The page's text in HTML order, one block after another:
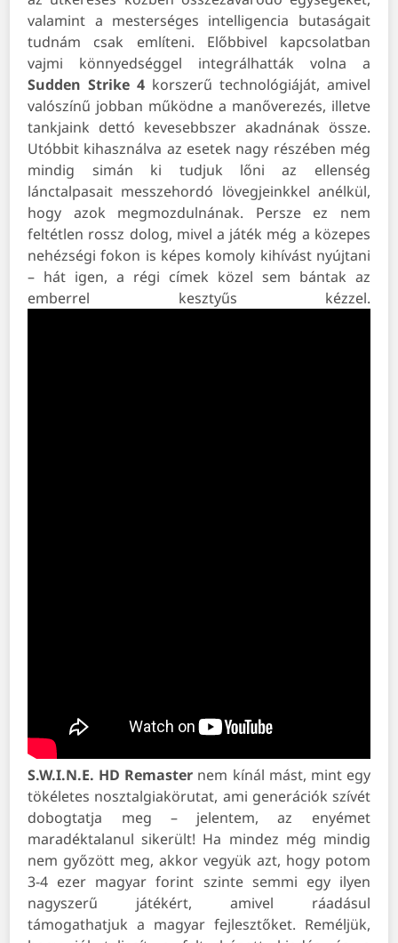
valamint a mesterséges intelligencia butaságait
tudnám csak említeni. Előbbivel kapcsolatban
vajmi könnyedséggel integrálhatták volna a
Sudden Strike 4 korszerű technológiáját, amivel
valószínű jobban működne a manőverezés, illetve
tankjaink dettó kevesebbszer akadnának össze.
Utóbbit kihasználva az esetek nagy részében még
mindig simán ki tudjuk lőni az ellenség
lánctalpasait messzehordó lövegjeinkkel anélkül,
hogy azok megmozdulnának. Persze ez nem
feltétlen rossz dolog, mivel a játék még a közepes
nehézségi fokon is képes komoly kihívást nyújtani
– hát igen, a régi címek közel sem bántak az
emberrel kesztyűs kézzel.
S.W.I.N.E. HD Remaster nem kínál mást, mint egy
tökéletes nosztalgiakörutat, ami generációk szívét
dobogtatja meg – jelentem, az enyémet
maradéktalanul sikerült! Ha mindez még mindig
nem győzött meg, akkor vegyük azt, hogy potom
3-4 ezer magyar forint szinte semmi egy ilyen
nagyszerű játékért, amivel ráadásul
támogathatjuk a magyar fejlesztőket. Reméljük,